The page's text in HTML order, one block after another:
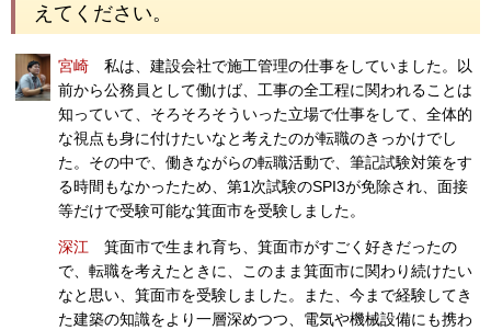
えてください。
宮崎 私は、建設会社で施工管理の仕事をしていました。以
前から公務員として働けば、工事の全工程に関われることは
知っていて、そろそろそういった立場で仕事をして、全体的
な視点も身に付けたいなと考えたのが転職のきっかけでし
た。その中で、働きながらの転職活動で、筆記試験対策をす
る時間もなかったため、第1次試験のSPI3が免除され、面接
等だけで受験可能な箕面市を受験しました。
深江 箕面市で生まれ育ち、箕面市がすごく好きだったの
で、転職を考えたときに、このまま箕面市に関わり続けたい
なと思い、箕面市を受験しました。また、今まで経験してき
た建築の知識をより一層深めつつ、電気や機械設備にも携わ